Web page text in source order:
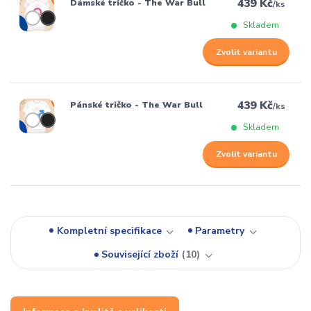
Dámské tričko - The War Bull 439 Kč/ks
Skladem
Zvolit variantu
Pánské tričko - The War Bull 439 Kč/ks
Skladem
Zvolit variantu
Kompletní specifikace
Parametry
Související zboží
10